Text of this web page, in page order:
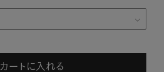
カートに入れる